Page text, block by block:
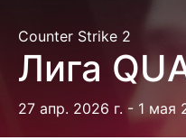
Counter Strike 2
Лига
27 апр. 2026 г. - 1 мая